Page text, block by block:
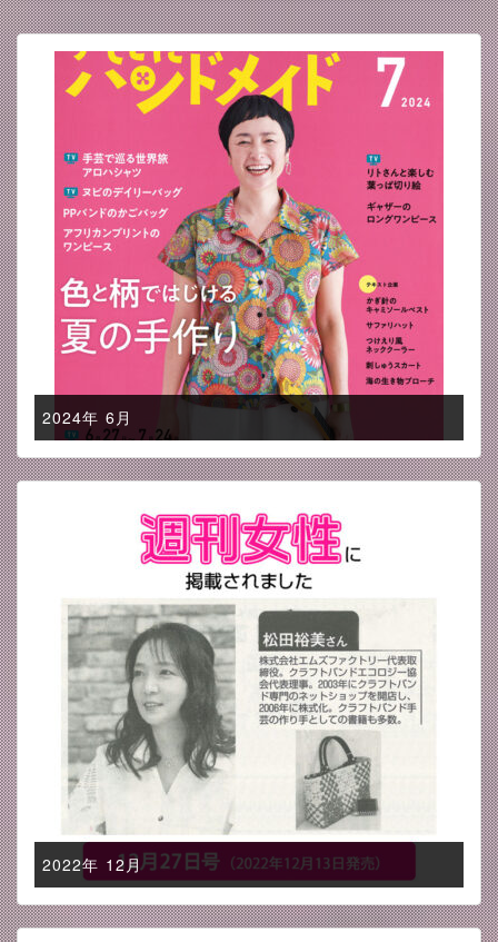
2024年 6月
2022年 12月